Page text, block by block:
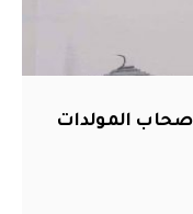
المولدات